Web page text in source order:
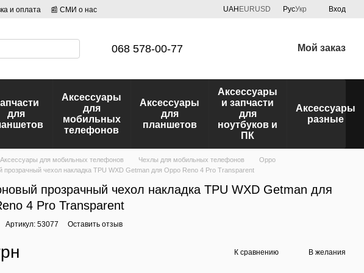
и оплата
📰 СМИ о нас
UAH EURUSD РусУкр Вход
068 578-00-77 Мой заказ
для
Аксессуары
для
мобильных
телефонов
Аксессуары
для
планшетов
Аксессуары
и запчасти
для
ноутбуков и
ПК
Аксессуары
разные
Аксессуары для мобильных телефонов Чехлы для мобильных телефонов
Oppo
прозрачный чехол накладка TPU WXD Getman для Oppo Reno 4 Pro Transparent
прозрачный чехол накладка TPU WXD Getman для
4 Pro Transparent
Артикул: 53077 Оставить отзыв
К сравнению В желания